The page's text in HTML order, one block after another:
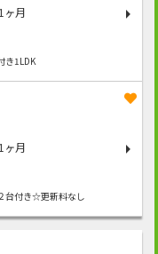
1ヶ月
き1LDK
1ヶ月
台付き☆更新料なし